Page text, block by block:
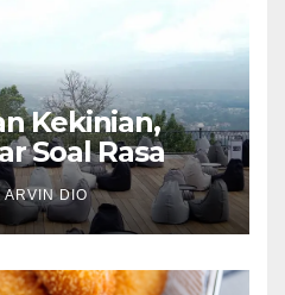
Kekinian,
Soal Rasa
ARVIN DIO